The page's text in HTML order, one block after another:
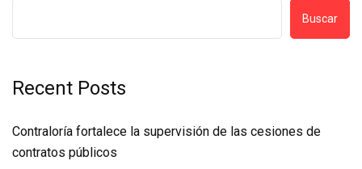
Buscar
Recent Posts
Contraloría fortalece la supervisión de las cesiones de
contratos públicos